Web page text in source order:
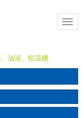
切
换
油浴、恒温槽